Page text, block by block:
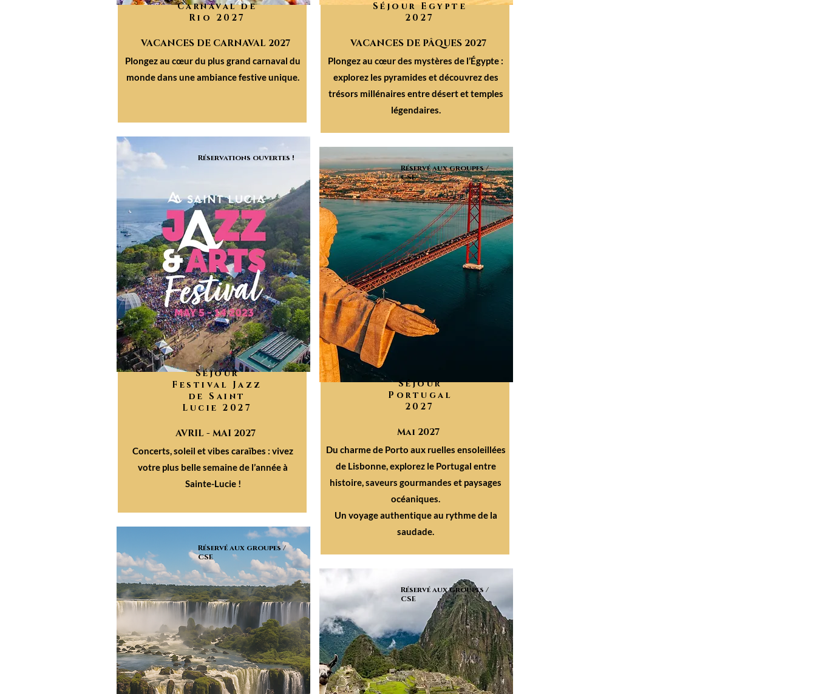
Carnaval de
Rio 2027
VACANCES DE CARNAVAL 2027
Plongez au cœur du plus grand carnaval du
monde dans une ambiance festive unique.
Séjour
Festival Jazz
de Saint
Lucie 2027
Réservations ouvertes !
AVRIL - MAI 2027
Concerts, soleil et vibes caraïbes : vivez
votre plus belle semaine de l’année à
Sainte-Lucie !
Réservé aux groupes /
CSE
Séjour Egypte
2027
VACANCES DE PÂQUES 2027
Plongez au cœur des mystères de l’Égypte :
explorez les pyramides et découvrez des
trésors millénaires entre désert et temples
légendaires.
Séjour
Portugal
2027
Réservé aux groupes /
CSE
Mai 2027
Du charme de Porto aux ruelles ensoleillées
de Lisbonne, explorez le Portugal entre
histoire, saveurs gourmandes et paysages
océaniques.
Un voyage authentique au rythme de la
saudade.
Réservé aux groupes /
CSE